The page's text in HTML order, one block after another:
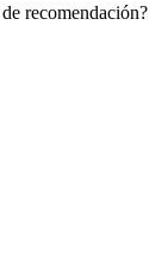
recomendación?